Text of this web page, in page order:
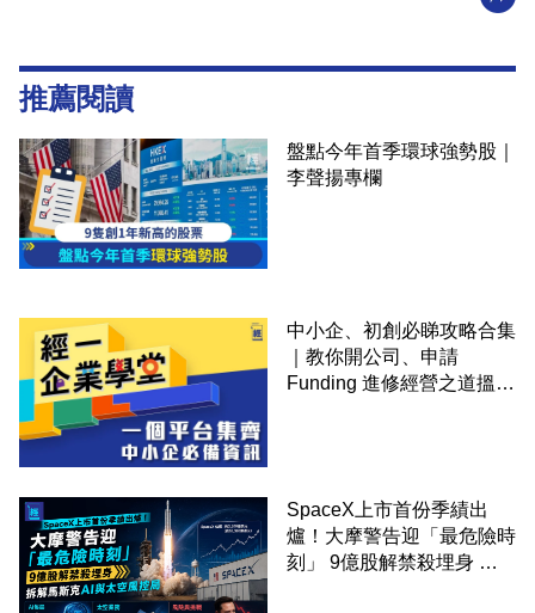
推薦閱讀
盤點今年首季環球強勢股｜
李聲揚專欄
中小企、初創必睇攻略合集
｜教你開公司、申請
Funding 進修經營之道搵大
SpaceX上市首份季績出
爐！大摩警告迎「最危險時
刻」 9億股解禁殺埋身 拆